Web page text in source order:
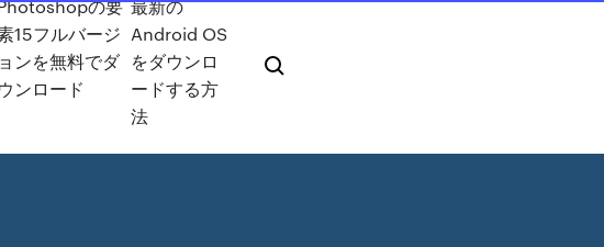
の要
15フルバージ
ョンを無料でダ
ウンロード
最新の
Android OS
をダウンロ
ードする方
法